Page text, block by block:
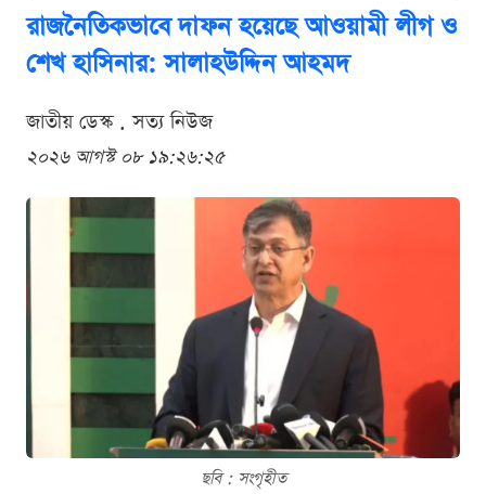
রাজনৈতিকভাবে দাফন হয়েছে আওয়ামী লীগ ও
শেখ হাসিনার: সালাহউদ্দিন আহমদ
জাতীয় ডেস্ক . সত্য নিউজ
২০২৬ আগস্ট ০৮ ১৯:২৬:২৫
ছবি : সংগৃহীত